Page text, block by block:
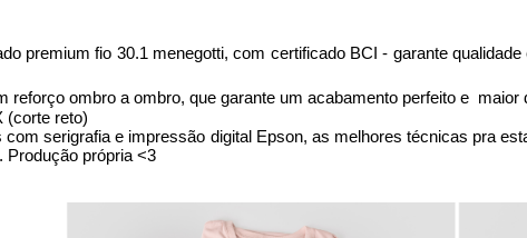
premium fio 30.1 menegotti, com certificado BCI - garante
reforço ombro a ombro, que garante um acabamento perfeito e maior
(corte reto)
com serigrafia e impressão digital Epson, as melhores técnicas pra
Produção própria <3